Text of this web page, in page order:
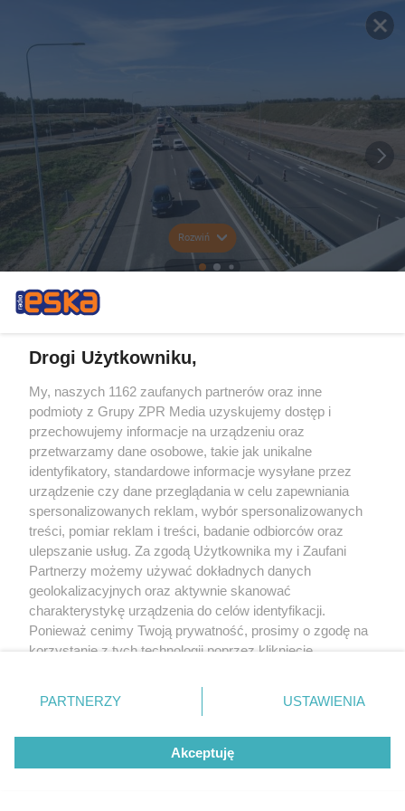
Rozwiń
Drogi Użytkowniku,
My, naszych 1162 zaufanych partnerów oraz inne
podmioty z Grupy ZPR Media uzyskujemy dostęp i
przechowujemy informacje na urządzeniu oraz
przetwarzamy dane osobowe, takie jak unikalne
identyfikatory, standardowe informacje wysyłane przez
urządzenie czy dane przeglądania w celu zapewniania
spersonalizowanych reklam, wybór spersonalizowanych
treści, pomiar reklam i treści, badanie odbiorców oraz
ulepszanie usług. Za zgodą Użytkownika my i Zaufani
Partnerzy możemy używać dokładnych danych
geolokalizacyjnych oraz aktywnie skanować
charakterystykę urządzenia do celów identyfikacji.
Ponieważ cenimy Twoją prywatność, prosimy o zgodę na
korzystanie z tych technologii poprzez kliknięcie
zmienić/wycofać klikając przycisk ustawień prywatności
znajdujący się w lewym dolnym rogu strony
rodzaje przetwarzania danych nie wymagają zgody
użytkownika, ale masz prawo sprzeciwić się takiemu
przetwarzaniu. Preferencje będą miały zastosowanie tylko
PARTNERZY USTAWIENIA
Akceptuję